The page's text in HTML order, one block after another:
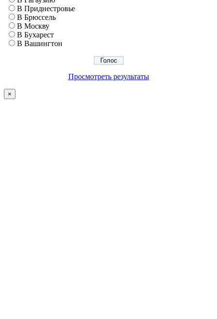
В Приднестровье
В Брюссель
В Москву
В Бухарест
В Вашингтон
Просмотреть результаты
×